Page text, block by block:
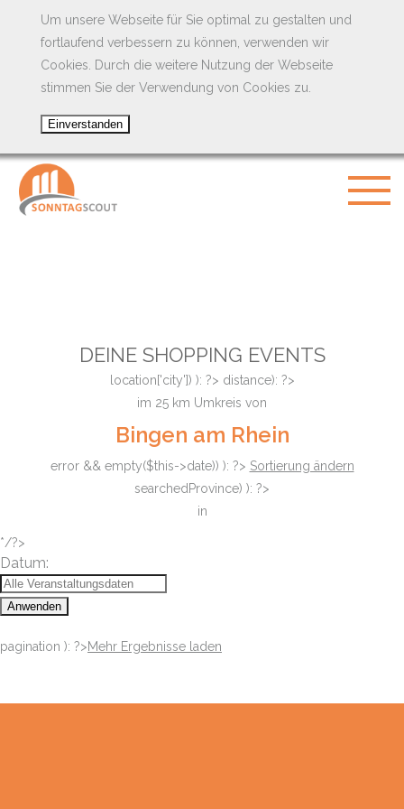
Um unsere Webseite für Sie optimal zu gestalten und
fortlaufend verbessern zu können, verwenden wir
Cookies. Durch die weitere Nutzung der Webseite
stimmen Sie der Verwendung von Cookies zu.
DEINE SHOPPING EVENTS
location['city']) ): ?> distance): ?>
im 25 km Umkreis von
Bingen am Rhein
error && empty($this->date)) ): ?> Sortierung ändern
searchedProvince) ): ?>
in
*/?>
Datum:
Anwenden
pagination ): ?>Mehr Ergebnisse laden